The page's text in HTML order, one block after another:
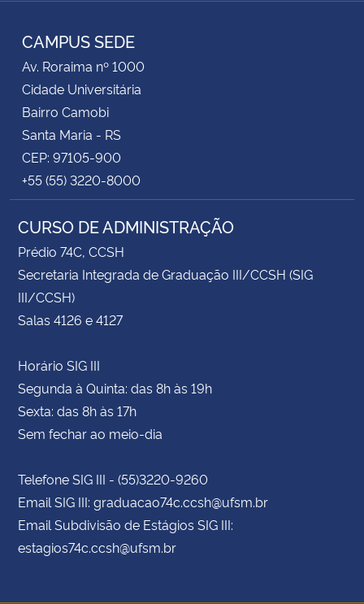
CAMPUS SEDE
Av. Roraima nº 1000
Cidade Universitária
Bairro Camobi
Santa Maria - RS
CEP: 97105-900
+55 (55) 3220-8000
CURSO DE ADMINISTRAÇÃO
Prédio 74C, CCSH
Secretaria Integrada de Graduação III/CCSH (SIG
III/CCSH)
Salas 4126 e 4127
Horário SIG III
Segunda à Quinta: das 8h às 19h
Sexta: das 8h às 17h
Sem fechar ao meio-dia
Telefone SIG III - (55)3220-9260
Email SIG III: graduacao74c.ccsh@ufsm.br
Email Subdivisão de Estágios SIG III:
estagios74c.ccsh@ufsm.br